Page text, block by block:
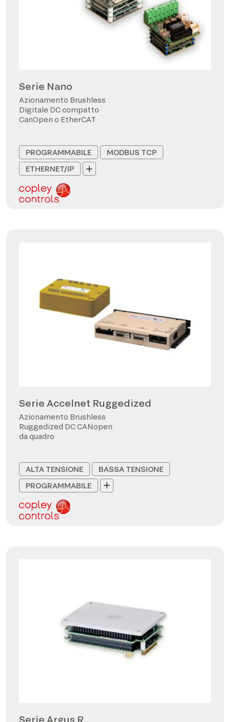
Serie Nano
Azionamento Brushless
Digitale DC compatto
CanOpen o EtherCAT
PROGRAMMABILE
MODBUS TCP
ETHERNET/IP
Serie Accelnet Ruggedized
Azionamento Brushless
Ruggedized DC CANopen
da quadro
ALTA TENSIONE
BASSA TENSIONE
PROGRAMMABILE
Serie Argus R